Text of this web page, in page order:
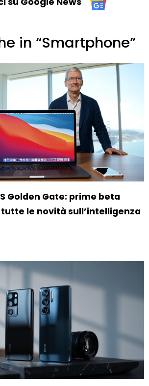
in “Smartphone”
Golden Gate: prime beta
le novità sull’intelligenza